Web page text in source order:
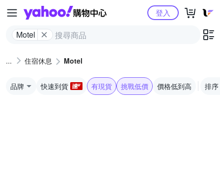
Yahoo購物中心
Motel
登入
住宿休息 Motel
品牌 快速到貨 有現貨 挑戰低價 價格低到高 排序